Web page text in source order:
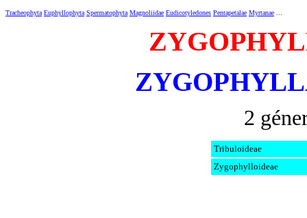
Tracheophyta Euphyllophyta Spermatophyta Magnoliidae Eudicotyledones Pentapetalae Myrtanae
2
Tribuloideae
Zygophylloideae